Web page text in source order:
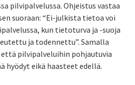
pilvipalvelussa. Ohjeistus vastaa
suoraan: “Ei-julkista tietoa voi
kun tietoturva ja -suoja
ja todennettu”. Samalla
pilvipalveluihin pohjautuvia
hyödyt eikä haasteet edellä.